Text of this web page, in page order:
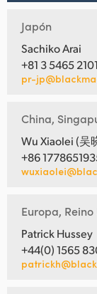
Japón
Sachiko Arai
+81 3 5465 2101
pr-
China,
Wu Xiaolei (吴
+86
Europa,
Patrick Hussey
+44(0) 1565